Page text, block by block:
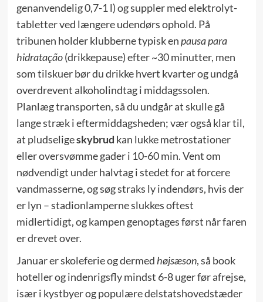
genanvendelig 0,7-1 l) og suppler med elektrolyt-
tabletter ved længere udendørs ophold. På
tribunen holder klubberne typisk enpausa para
hidratação(drikkepause) efter ~30 minutter, men
som tilskuer bør du drikke hvert kvarter og undgå
overdrevent alkoholindtag i middagssolen.
Planlæg transporten, så du undgår at skulle gå
lange stræk i eftermiddagsheden; vær også klar til,
at pludseligeskybrud kan lukke metrostationer
eller oversvømme gader i 10-60 min. Vent om
nødvendigt under halvtag i stedet for at forcere
vandmasserne, og søg straks ly indendørs, hvis der
er lyn – stadionlamperne slukkes oftest
midlertidigt, og kampen genoptages først når faren
er drevet over.
Januar er skoleferie og dermed højsæson, så book
hoteller og indenrigsfly mindst 6-8 uger før afrejse,
især i kystbyer og populære delstatshovedstæder